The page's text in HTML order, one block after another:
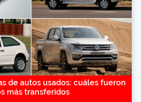
de autos usados: cuáles fueron
más transferidos